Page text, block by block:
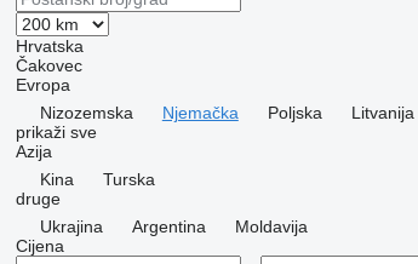
Hrvatska
Čakovec
Evropa
Nizozemska
Njemačka Poljska Litvanija
prikaži sve
Azija
Kina
Turska
druge
Ukrajina
Argentina
Moldavija
Cijena